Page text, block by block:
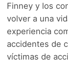
Finney y los
volver a una
experiencia
accidentes de
víctimas de